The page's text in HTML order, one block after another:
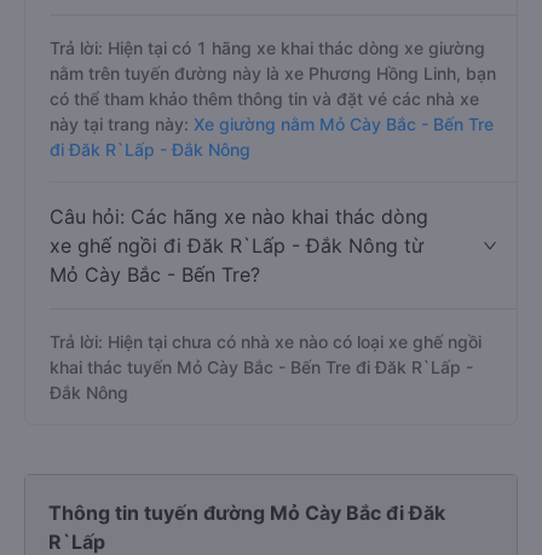
Trả lời: Hiện tại có 1 hãng xe khai thác dòng xe giường
nằm trên tuyến đường này là xe Phương Hồng Linh, bạn
có thể tham khảo thêm thông tin và đặt vé các nhà xe
này tại trang này: Xe giường nằm Mỏ Cày Bắc - Bến Tre
đi Đăk R`Lấp - Đắk Nông
Câu hỏi: Các hãng xe nào khai thác dòng
xe ghế ngồi đi Đăk R`Lấp - Đắk Nông từ
Mỏ Cày Bắc - Bến Tre?
Trả lời: Hiện tại chưa có nhà xe nào có loại xe ghế ngồi
khai thác tuyến Mỏ Cày Bắc - Bến Tre đi Đăk R`Lấp -
Đắk Nông
Thông tin tuyến đường Mỏ Cày Bắc đi Đăk
R`Lấp